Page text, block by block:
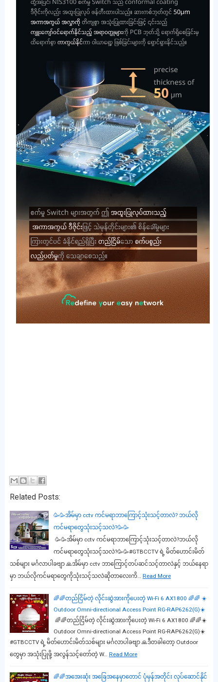
Related Posts:
🥳🥳အိမ်မှာ cctv ကင်မရာဘာကြောင့်သုံးသင့်တာလဲ? ဘယ်လို
ကင်မရာတွေသုံးသင့်သလဲ?🥳🥳
🥳🥳အိမ်မှာ cctv ကင်မရာဘာကြောင့်သုံးသင့်တာလဲ?ဘယ်လို
ကင်မရာတွေသုံးသင့်သလဲ?🥳🥳#GTBCCTV ရဲ့ မိတ်ဟောင်းမိတ်
သစ်များ မင်္ဂလာပါခဗျာ 🙏အိမ်မှာ cctv ဘာကြောင့်တပ်ဆင်သင့်တာလဲနှင့် ဘယ်နေရာ
မှာ ဘယ်လိုကင်မရာတွေကိုသုံးသင့်သလဲဆိုတာလေးကိ…
Read More
🌈🌈တည်ငြိမ်တဲ့ လိုင်းဆွဲအားကိုပေးတဲ့ Wi-Fi 6 AX1800 🌈🌈 ☀️
Outdoor Omni-directional Access Point RG-RAP6262(G)☀️
🌈🌈တည်ငြိမ်တဲ့ လိုင်းဆွဲအားကိုပေးတဲ့ Wi-Fi 6 AX1800 🌈🌈☀️
Outdoor Omni-directional Access Point RG-RAP6262(G)☀️
#GTBCCTV ရဲ့ မိတ်ဟောင်းမိတ်သစ်များ မင်္ဂလာပါခဗျာ 🙏ဒီတခါတော့ Outdoor
တွေမှာ အသုံးပြုဖို့ အလွန်သင့်တော်တဲ့ W…
Read More
🌈🌈အအေးဆုံး အခြေအနေမှာတောင် ပုံမှန်အတိုင်း လုပ်ဆောင်နိုင်